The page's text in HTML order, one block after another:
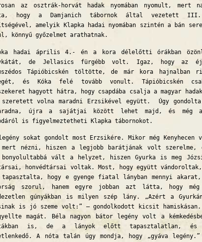
az osztrák-horvát hadak nyomában nyomult, mert
hogy a Damjanich tábornok által vezetett III.
amelyik Klapka hadai nyomában szintén a bán
könnyű győzelmet arathatnak.
hadai április 4.- én a kora délelőtti órákban
de Jellasics fürgébb volt. Igaz, hogy az
Tápióbicskén töltötte, de már kora hajnalban
és Kóka felé tovább vonult. Tápióbicskén
hagyott hátra, hogy csapdába csalja a magyar
volna maradni Erzsikével együtt. Úgy
újra a sajátjai között lehet majd, és még
is figyelmeztetheti Klapka tábornokot.
sokat gondolt most Erzsikére. Mikor még
mert nézni, hiszen a legjobb barátjának volt szerelme,
bonyolultabbá vált a helyzet, hiszen Gyurka is meg
honvédtársai voltak. Most, hogy együtt vándoroltak,
hogy e gyenge fiatal lányban mennyi akarat,
szorul, hanem egyre jobban azt látta, hogy még
gúnyákban is milyen szép lány. „Azért a
is jó szeme volt:” – gondolkodott kicsit
magát. Béla nagyon bátor legény volt a
is, de a lányok előtt tapasztalatlan, és
A nóta talán úgy mondja, hogy „gyáva